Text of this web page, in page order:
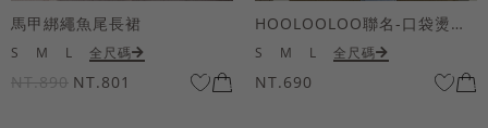
馬甲綁繩魚尾長裙
S M L 全尺碼
NT.890 NT.801
HOOLOOLOO聯名-口袋燙金KUKU熊短袖上衣
S M L 全尺碼
NT.690